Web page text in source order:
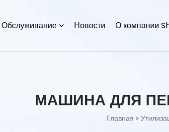
Обслуживание Новости О компании
МАШИНА ДЛЯ
Главная »